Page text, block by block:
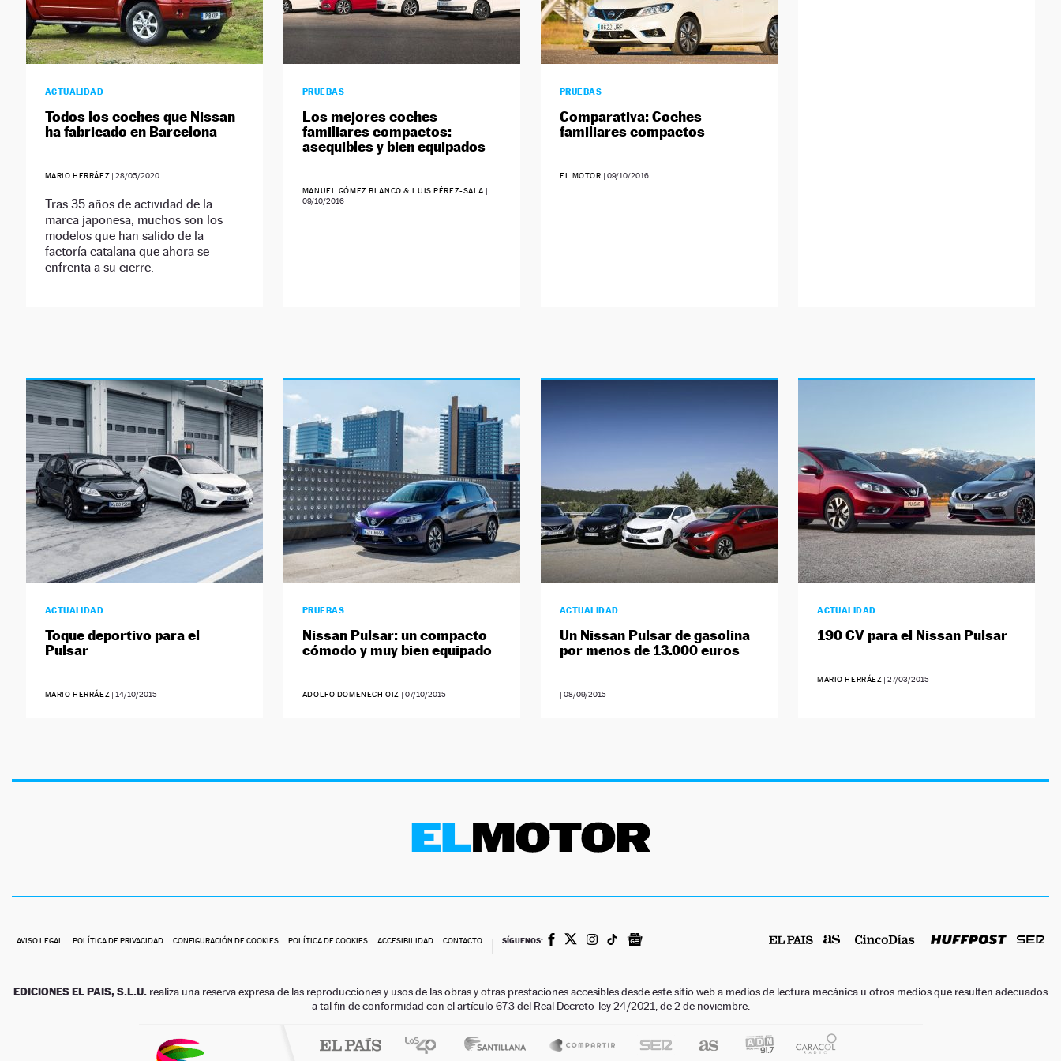
ACTUALIDAD
Todos los coches que Nissan
ha fabricado en Barcelona
MARIO HERRÁEZ |28/05/2020
Tras 35 años de actividad de la
marca japonesa, muchos son los
modelos que han salido de la
factoría catalana que ahora se
enfrenta a su cierre.
PRUEBAS
Los mejores coches
familiares compactos:
asequibles y bien equipados
MANUEL GÓMEZ BLANCO & LUIS PÉREZ-SALA |
09/10/2016
PRUEBAS
Comparativa: Coches
familiares compactos
EL MOTOR | 09/10/2016
ACTUALIDAD
Toque deportivo para el
Pulsar
MARIO HERRÁEZ | 14/10/2015
PRUEBAS
Nissan Pulsar: un compacto
cómodo y muy bien equipado
ADOLFO DOMENECH OIZ | 07/10/2015
ACTUALIDAD
Un Nissan Pulsar de gasolina
por menos de 13.000 euros
| 08/09/2015
ACTUALIDAD
190 CV para el Nissan Pulsar
MARIO HERRÁEZ |27/03/2015
AVISO LEGAL POLÍTICA DE PRIVACIDAD CONFIGURACIÓN DE COOKIES POLÍTICA DE COOKIES ACCESIBILIDAD CONTACTO SÍGUENOS:
EDICIONES EL PAIS, S.L.U. realiza una reserva expresa de las reproducciones y usos de las obras y otras prestaciones accesibles desde este sitio web a medios de lectura mecánica u otros medios que resulten adecuados
a tal fin de conformidad con el artículo 67.3 del Real Decreto-ley 24/2021, de 2 de noviembre.